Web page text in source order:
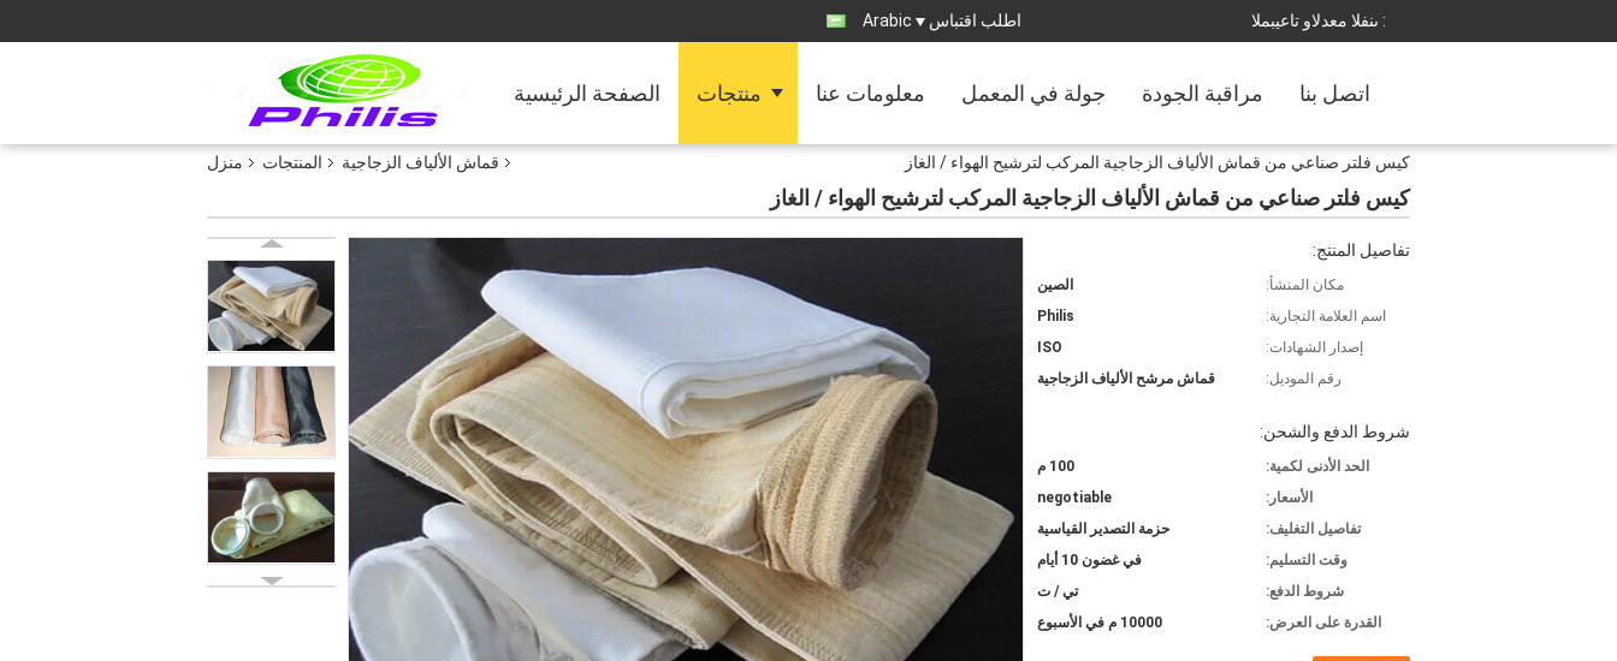
المبيعات والدعم الفنى : اطلب اقتباس Arabic
الصفحة الرئيسية منتجات معلومات عنا جولة في المعمل مراقبة الجودة اتصل بنا
منزل المنتجات قماش الألياف الزجاجية كيس فلتر صناعي من قماش الألياف الزجاجية المركب لترشيح الهواء / الغاز
كيس فلتر صناعي من قماش الألياف الزجاجية المركب لترشيح الهواء / الغاز
تفاصيل المنتج:
مكان المنشأ:
الصين
اسم العلامة التجارية:
Philis
إصدار الشهادات:
ISO
رقم الموديل:
قماش مرشح الألياف الزجاجية
شروط الدفع والشحن:
الحد الأدنى لكمية:
100 م
الأسعار:
negotiable
تفاصيل التغليف:
حزمة التصدير القياسية
وقت التسليم:
في غضون 10 أيام
شروط الدفع:
تي / ت
القدرة على العرض:
10000 م في الأسبوع